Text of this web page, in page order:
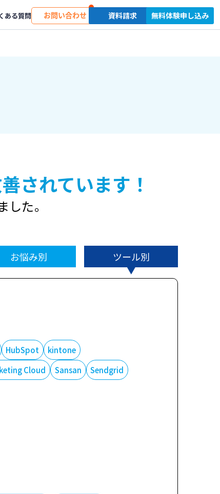
ある質問 お問い合わせ 資料請求 無料体験申し込み
されています！
た。
お悩み別 ツール別
HubSpot
kintone
Cloud Sansan
Sendgrid